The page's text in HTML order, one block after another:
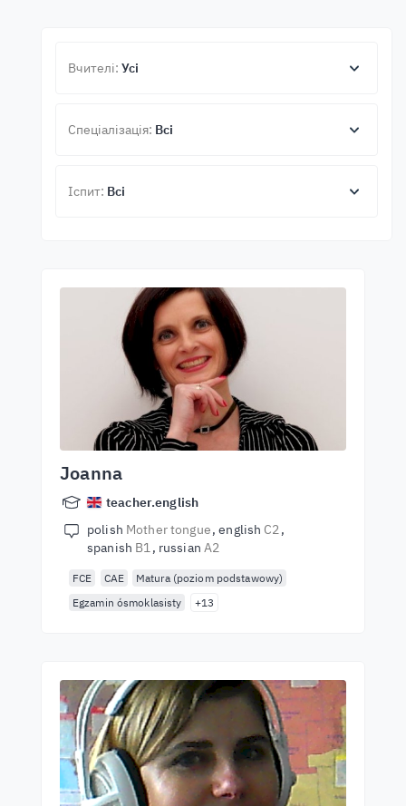
Вчителі: Усі
Спеціалізація: Всі
Іспит: Всі
Joanna
teacher.english
polish Mother tongue english C2
spanish B1 russian A2
FCE CAE
Matura (poziom podstawowy)
Egzamin ósmoklasisty
+13